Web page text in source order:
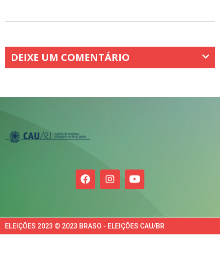
DEIXE UM COMENTÁRIO
ELEIÇÕES 2023 © 2023 BRASO - ELEIÇÕES CAU/BR